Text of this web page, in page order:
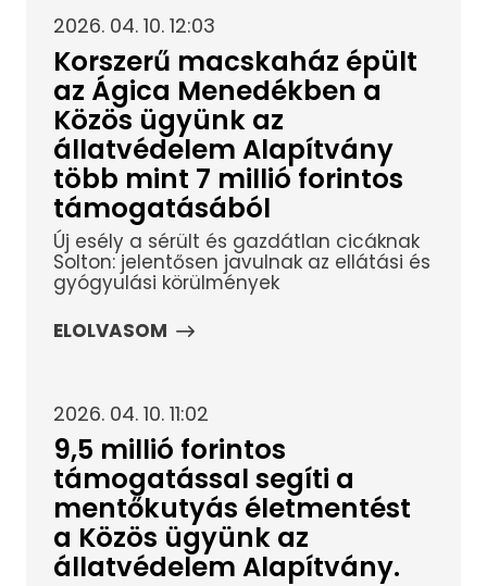
2026. 04. 10. 12:03
Korszerű macskaház épült
az Ágica Menedékben a
Közös ügyünk az
állatvédelem Alapítvány
több mint 7 millió forintos
támogatásából
Új esély a sérült és gazdátlan cicáknak
Solton: jelentősen javulnak az ellátási és
gyógyulási körülmények
ELOLVASOM
2026. 04. 10. 11:02
9,5 millió forintos
támogatással segíti a
mentőkutyás életmentést
a Közös ügyünk az
állatvédelem Alapítvány.